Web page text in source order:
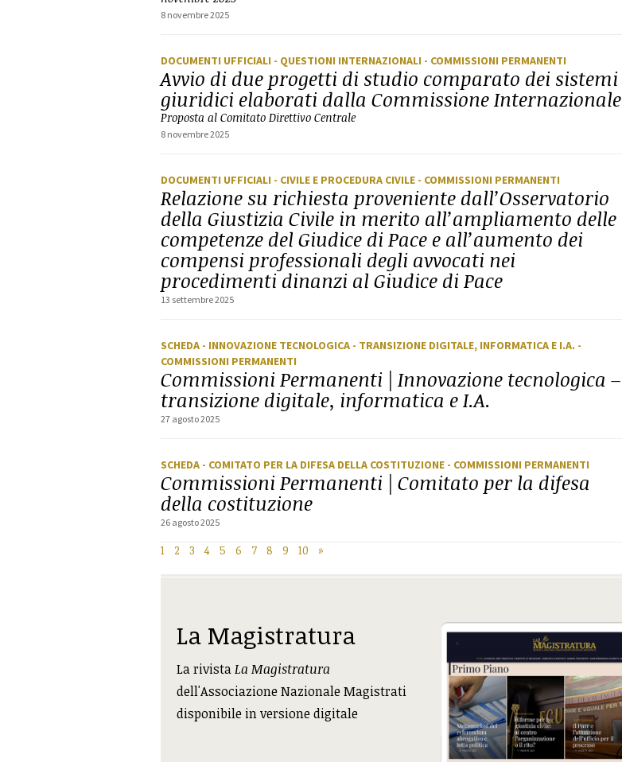
8 novembre 2025
DOCUMENTI UFFICIALI - QUESTIONI INTERNAZIONALI - COMMISSIONI PERMANENTI
Avvio di due progetti di studio comparato dei sistemi
giuridici elaborati dalla Commissione Internazionale
Proposta al Comitato Direttivo Centrale
8 novembre 2025
DOCUMENTI UFFICIALI - CIVILE E PROCEDURA CIVILE - COMMISSIONI PERMANENTI
Relazione su richiesta proveniente dall’Osservatorio
della Giustizia Civile in merito all’ampliamento delle
competenze del Giudice di Pace e all’aumento dei
compensi professionali degli avvocati nei
procedimenti dinanzi al Giudice di Pace
13 settembre 2025
SCHEDA - INNOVAZIONE TECNOLOGICA - TRANSIZIONE DIGITALE, INFORMATICA E I.A. -
COMMISSIONI PERMANENTI
Commissioni Permanenti | Innovazione tecnologica –
transizione digitale, informatica e I.A.
27 agosto 2025
SCHEDA - COMITATO PER LA DIFESA DELLA COSTITUZIONE - COMMISSIONI PERMANENTI
Commissioni Permanenti | Comitato per la difesa
della costituzione
26 agosto 2025
1 2 3 4 5 6 7 8 9 10 »
La Magistratura
La rivistaLa Magistratura
dell'Associazione Nazionale Magistrati
disponibile in versione digitale